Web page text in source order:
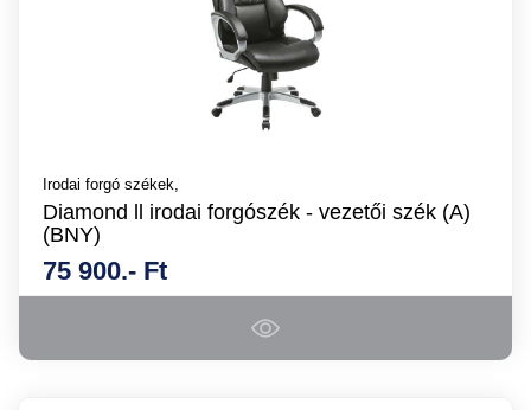
Irodai forgó székek,
Diamond ll irodai forgószék - vezetői szék (A)
(BNY)
75 900.- Ft